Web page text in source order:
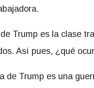
Trump es la clase
Así pues, ¿qué
de Trump es una